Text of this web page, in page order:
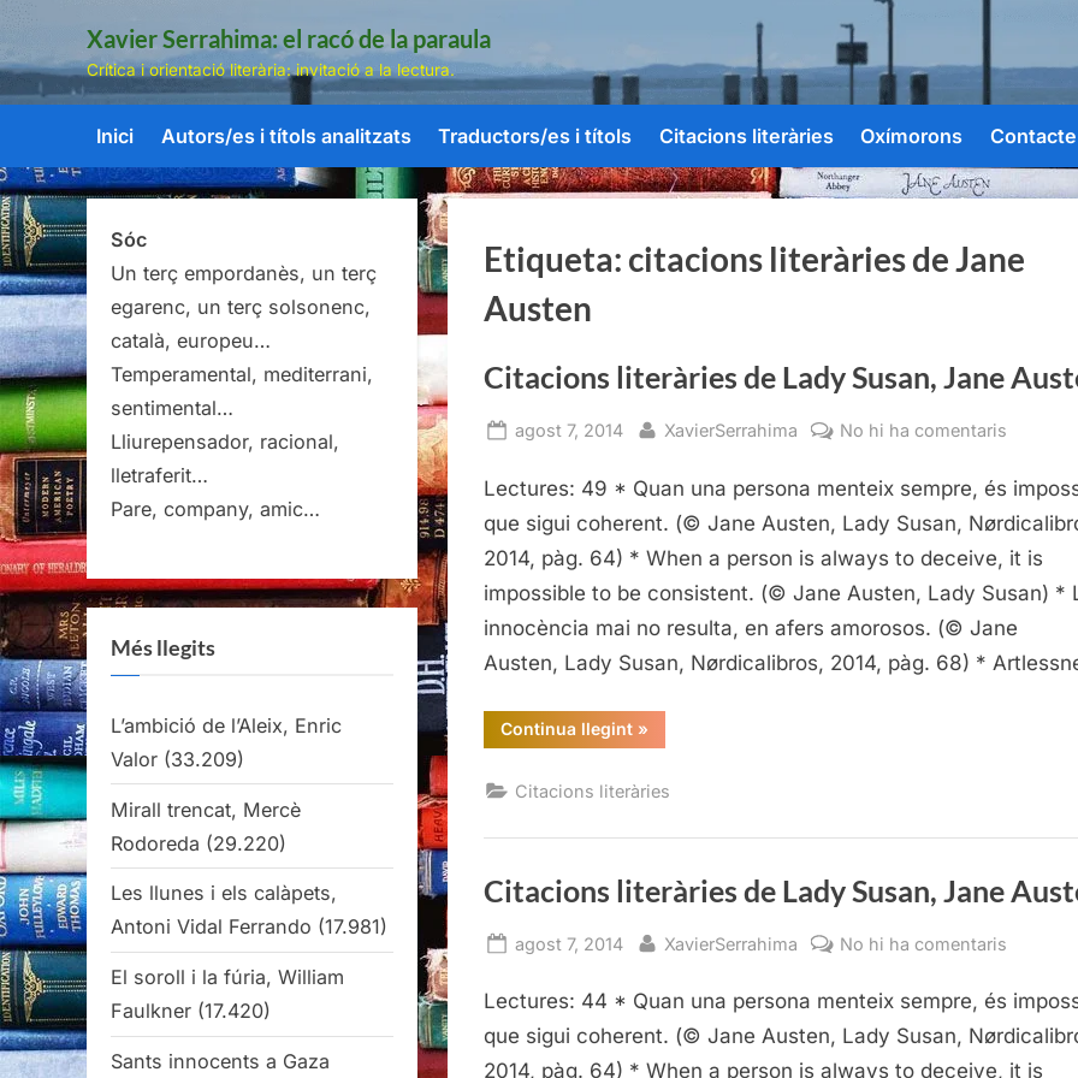
Skip
content
Xavier Serrahima: el racó de la paraula
Crítica i orientació literària: invitació a la lectura.
Inici Autors/es i títols analitzats Traductors/es i títols Citacions literàries Oxímorons Contacte
Etiqueta: citacions literàries de Jane
Austen
Citacions literàries de Lady Susan, Jane
Posted
agost 7, 2014 By
XavierSerrahima No hi ha comentaris
literàries
de
Lady
Susan,
Jane
Austen
Lectures: 49 * Quan una persona menteix sempre, és
que sigui coherent. (© Jane Austen, Lady Susan,
2014, pàg. 64) * When a person is always to deceive, it is
impossible to be consistent. (© Jane Austen, Lady Susan) *
innocència mai no resulta, en afers amorosos. (© Jane
Austen, Lady Susan, Nørdicalibros, 2014, pàg. 68) *
Continua llegint“Citacions
literàries
Susan,
»
Citacions literàries
Citacions literàries de Lady Susan, Jane
Posted
agost 7, 2014 By
XavierSerrahima No hi ha comentaris
literàries
de
Lady
Lectures: 44 * Quan una persona menteix sempre, és
que sigui coherent. (© Jane Austen, Lady Susan,
2014, pàg. 64) * When a person is always to deceive, it is
Sóc
Un terç empordanès, un terç
egarenc, un terç solsonenc,
català, europeu…
Temperamental, mediterrani,
sentimental…
Lliurepensador, racional,
lletraferit…
Pare, company, amic…
Més llegits
L’ambició de l’Aleix, Enric
Valor (33.209)
Mirall trencat, Mercè
Rodoreda (29.220)
Les llunes i els calàpets,
Antoni Vidal Ferrando (17.981)
El soroll i la fúria, William
Faulkner (17.420)
Sants innocents a Gaza